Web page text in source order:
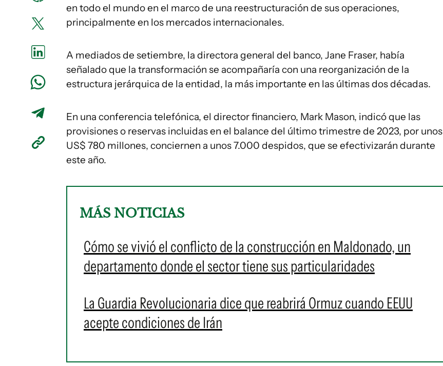
en todo el mundo en el marco de una reestructuración de sus operaciones,
principalmente en los mercados internacionales.
A mediados de setiembre, la directora general del banco, Jane Fraser, había
señalado que la transformación se acompañaría con una reorganización de la
estructura jerárquica de la entidad, la más importante en las últimas dos décadas.
En una conferencia telefónica, el director financiero, Mark Mason, indicó que las
provisiones o reservas incluidas en el balance del último trimestre de 2023, por unos
US$ 780 millones, conciernen a unos 7.000 despidos, que se efectivizarán durante
este año.
MÁS NOTICIAS
Cómo se vivió el conflicto de la construcción en Maldonado, un
departamento donde el sector tiene sus particularidades
La Guardia Revolucionaria dice que reabrirá Ormuz cuando EEUU
acepte condiciones de Irán